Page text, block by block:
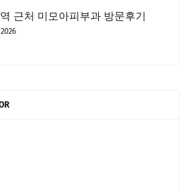
근처 미모아피부과 방문후기